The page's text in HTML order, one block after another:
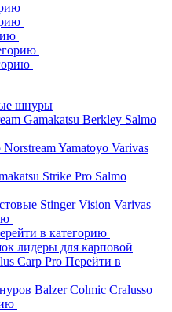
шнуры
Gamakatsu Berkley Salmo
NorstreamYamatoyo Varivas
Strike Pro Salmo
StingerVision Varivas
в категорию
лидеры для карповой
Carp Pro Перейти в
BalzerColmic Cralusso